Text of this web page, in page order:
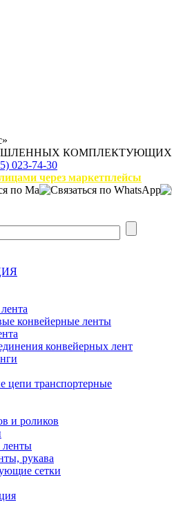
КОМПЛЕКТУЮЩИХ
023-74-30
через маркетплейсы
конвейерные ленты
конвейерных лент
цепи транспортерные
и роликов
ленты
рукава
сетки